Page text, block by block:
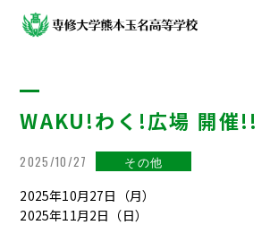
学校案内
教育・学科・コース
国際交流・留学制度
WAKU!わく!広場 開催!!
2025/10/27
その他
2025年10月27日（月）
2025年11月2日（日）